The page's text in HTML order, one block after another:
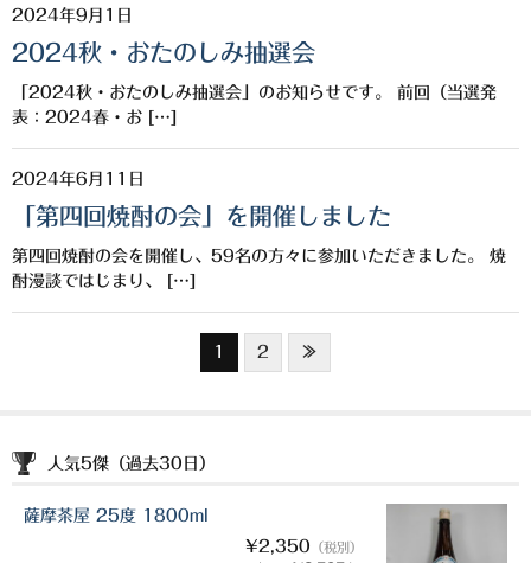
2024年9月1日
2024秋・おたのしみ抽選会
「2024秋・おたのしみ抽選会」のお知らせです。 前回（当選発
表：2024春・お […]
2024年6月11日
「第四回焼酎の会」を開催しました
第四回焼酎の会を開催し、59名の方々に参加いただきました。 焼
酎漫談ではじまり、 […]
1 2 ≫
人気5傑（過去30日）
薩摩茶屋 25度 1800ml
¥2,350 （税別）